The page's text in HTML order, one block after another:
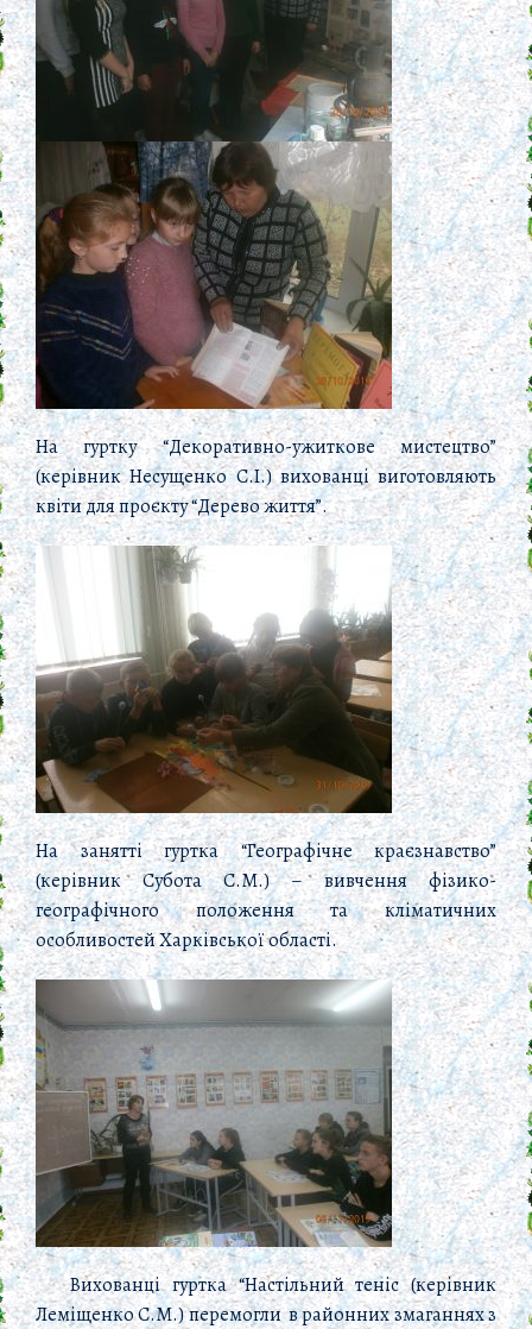
На гуртку “Декоративно-ужиткове мистецтво”
(керівник Несущенко С.І.) вихованці виготовляють
квіти для проєкту “Дерево життя”.
На занятті гуртка “Географічне краєзнавство”
(керівник Субота С.М.) – вивчення фізико-
географічного положення та кліматичних
особливостей Харківської області.
Вихованці гуртка “Настільний теніс (керівник
Леміщенко С.М.) перемогли в районних змаганнях з